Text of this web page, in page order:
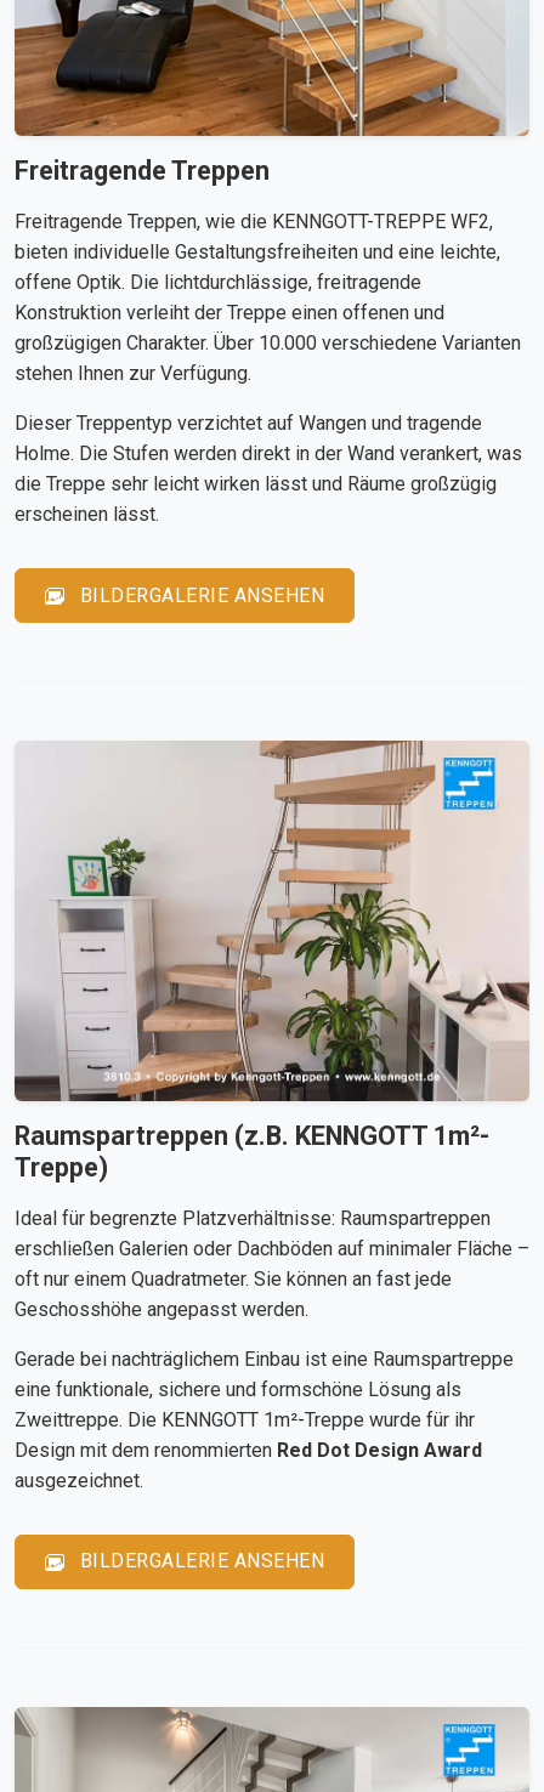
Freitragende Treppen
Freitragende Treppen, wie die KENNGOTT-TREPPE WF2,
bieten individuelle Gestaltungsfreiheiten und eine leichte,
offene Optik. Die lichtdurchlässige, freitragende
Konstruktion verleiht der Treppe einen offenen und
großzügigen Charakter. Über 10.000 verschiedene Varianten
stehen Ihnen zur Verfügung.
Dieser Treppentyp verzichtet auf Wangen und tragende
Holme. Die Stufen werden direkt in der Wand verankert, was
die Treppe sehr leicht wirken lässt und Räume großzügig
erscheinen lässt.
BILDERGALERIE ANSEHEN
Raumspartreppen (z.B. KENNGOTT 1m²-
Treppe)
Ideal für begrenzte Platzverhältnisse: Raumspartreppen
erschließen Galerien oder Dachböden auf minimaler Fläche –
oft nur einem Quadratmeter. Sie können an fast jede
Geschosshöhe angepasst werden.
Gerade bei nachträglichem Einbau ist eine Raumspartreppe
eine funktionale, sichere und formschöne Lösung als
Zweittreppe. Die KENNGOTT 1m²-Treppe wurde für ihr
Design mit dem renommierten Red Dot Design Award
ausgezeichnet.
BILDERGALERIE ANSEHEN